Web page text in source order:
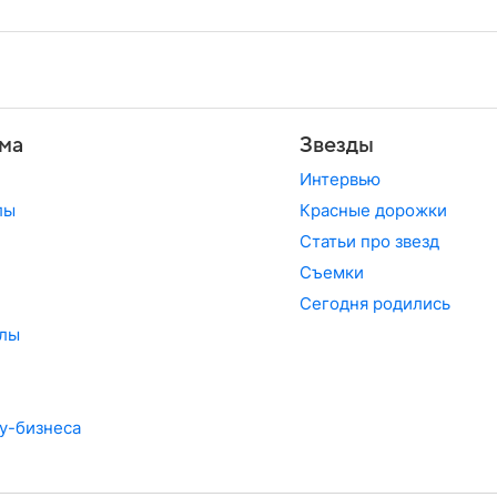
бизнеса
Звезды
Интервью
Красные дорожки
Статьи про звезд
Съемки
Сегодня родились